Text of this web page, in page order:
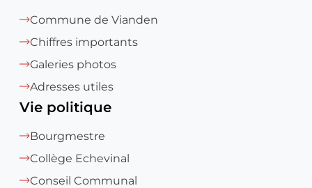
Commune de Vianden
Chiffres importants
Galeries photos
Adresses utiles
Vie politique
Bourgmestre
Collège Echevinal
Conseil Communal